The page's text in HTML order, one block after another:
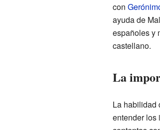
con
ayuda de
españoles y
castellano.
La
La habilidad
entender los